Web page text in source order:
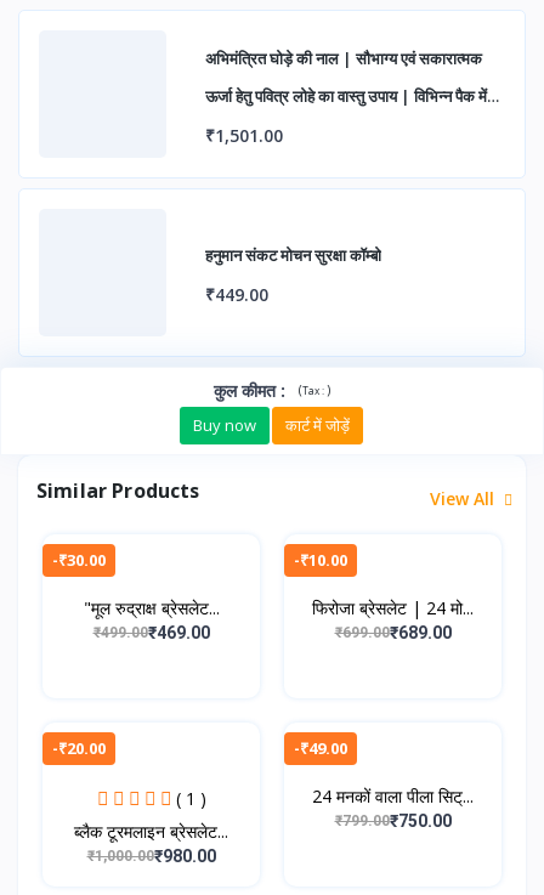
अभिमंत्रित घोड़े की नाल | सौभाग्य एवं सकारात्मक
ऊर्जा हेतु पवित्र लोहे का वास्तु उपाय | विभिन्न पैक में
उपलब्ध
₹1,501.00
हनुमान संकट मोचन सुरक्षा कॉम्बो
₹449.00
कुल कीमत: (Tax :)
Buy now कार्ट में जोड़ें
Similar Products View All
-₹30.00
"मूल रुद्राक्ष ब्रेसलेट...
₹499.00₹469.00
-₹10.00
फिरोजा ब्रेसलेट | 24 मो...
₹699.00₹689.00
-₹20.00
( 1 )
ब्लैक टूरमलाइन ब्रेसलेट...
₹1,000.00₹980.00
-₹49.00
24 मनकों वाला पीला सिट्...
₹799.00₹750.00